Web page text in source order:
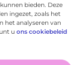
bieden. Deze
ingezet, zoals het
het analyseren van
u ons cookiebeleid
X (Twitter)
Share on